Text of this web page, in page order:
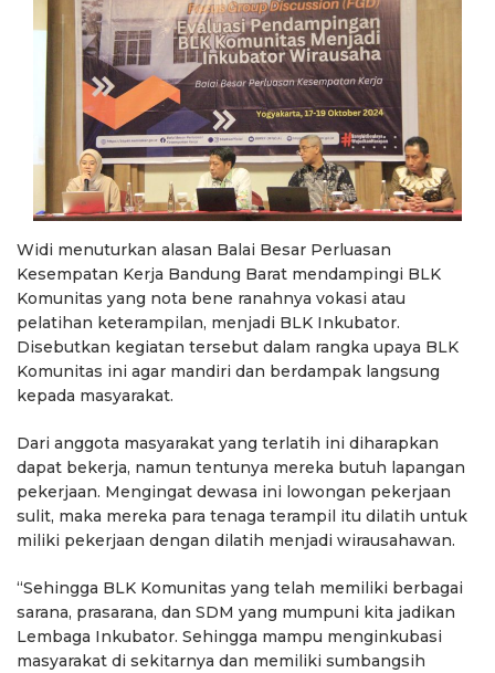
Widi menuturkan alasan Balai Besar Perluasan
Kesempatan Kerja Bandung Barat mendampingi BLK
Komunitas yang nota bene ranahnya vokasi atau
pelatihan keterampilan, menjadi BLK Inkubator.
Disebutkan kegiatan tersebut dalam rangka upaya BLK
Komunitas ini agar mandiri dan berdampak langsung
kepada masyarakat.
Dari anggota masyarakat yang terlatih ini diharapkan
dapat bekerja, namun tentunya mereka butuh lapangan
pekerjaan. Mengingat dewasa ini lowongan pekerjaan
sulit, maka mereka para tenaga terampil itu dilatih untuk
miliki pekerjaan dengan dilatih menjadi wirausahawan.
“Sehingga BLK Komunitas yang telah memiliki berbagai
sarana, prasarana, dan SDM yang mumpuni kita jadikan
Lembaga Inkubator. Sehingga mampu menginkubasi
masyarakat di sekitarnya dan memiliki sumbangsih